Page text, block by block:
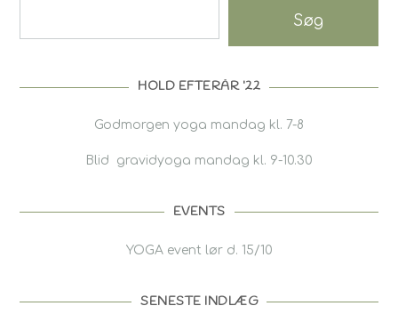
Søg
HOLD EFTERÅR ’22
Godmorgen yoga mandag kl. 7-8
Blid gravidyoga mandag kl. 9-10.30
EVENTS
YOGA event lør d. 15/10
SENESTE INDLÆG